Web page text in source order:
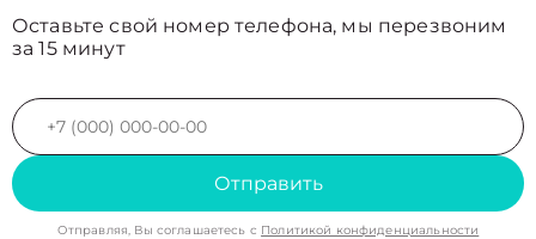
Оставьте свой номер телефона, мы перезвоним
за 15 минут
Отправить
Отправляя, Вы соглашаетесь с Политикой конфиденциальности